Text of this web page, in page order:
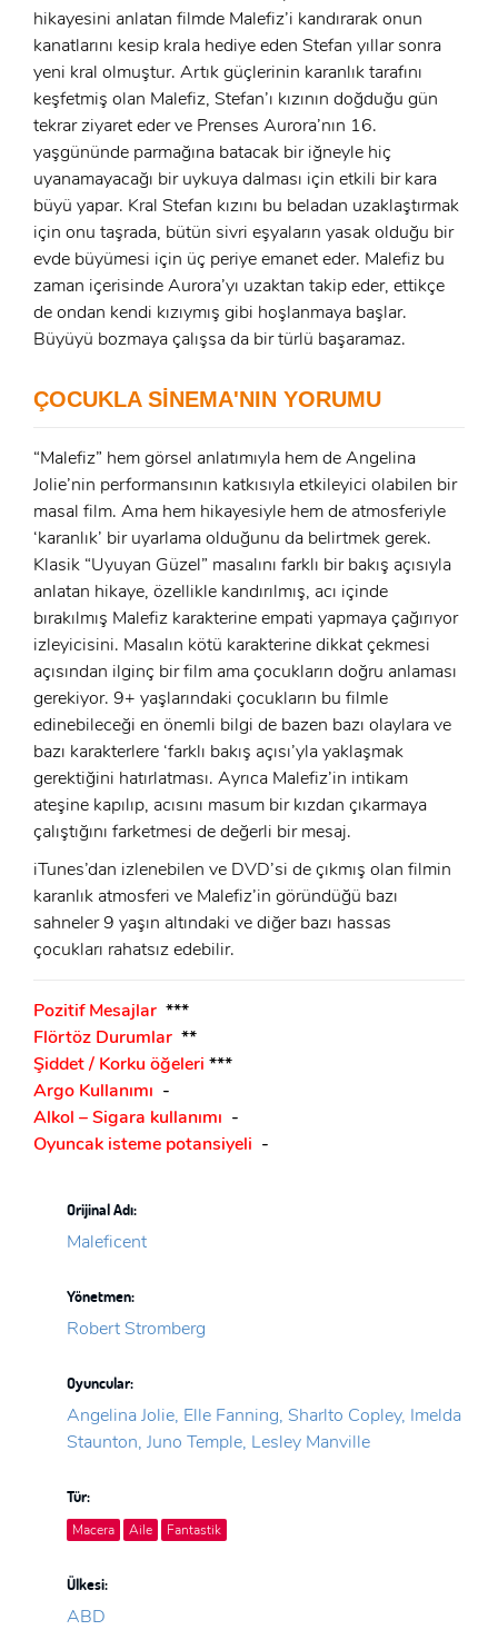
x
GIRIŞ YAP
E-Posta:
Şifre:
Beni Hatırla Şifremi Unuttum ?
GIRIŞ
x
ÜYE OL
Ad Soyad:
Şifre:
ÜYE OL
GIRIŞ
hikayesini anlatan filmde Malefiz’i kandırarak onun
kanatlarını kesip krala hediye eden Stefan yıllar sonra
yeni kral olmuştur. Artık güçlerinin karanlık tarafını
keşfetmiş olan Malefiz, Stefan’ı kızının doğduğu gün
tekrar ziyaret eder ve Prenses Aurora’nın 16.
yaşgününde parmağına batacak bir iğneyle hiç
uyanamayacağı bir uykuya dalması için etkili bir kara
büyü yapar. Kral Stefan kızını bu beladan uzaklaştırmak
için onu taşrada, bütün sivri eşyaların yasak olduğu bir
evde büyümesi için üç periye emanet eder. Malefiz bu
zaman içerisinde Aurora’yı uzaktan takip eder, ettikçe
de ondan kendi kızıymış gibi hoşlanmaya başlar.
Büyüyü bozmaya çalışsa da bir türlü başaramaz.
ÇOCUKLA SİNEMA'NIN YORUMU
“Malefiz” hem görsel anlatımıyla hem de Angelina
Jolie’nin performansının katkısıyla etkileyici olabilen bir
masal film. Ama hem hikayesiyle hem de atmosferiyle
‘karanlık’ bir uyarlama olduğunu da belirtmek gerek.
Klasik “Uyuyan Güzel” masalını farklı bir bakış açısıyla
anlatan hikaye, özellikle kandırılmış, acı içinde
bırakılmış Malefiz karakterine empati yapmaya çağırıyor
izleyicisini. Masalın kötü karakterine dikkat çekmesi
açısından ilginç bir film ama çocukların doğru anlaması
gerekiyor. 9+ yaşlarındaki çocukların bu filmle
edinebileceği en önemli bilgi de bazen bazı olaylara ve
bazı karakterlere ‘farklı bakış açısı’yla yaklaşmak
gerektiğini hatırlatması. Ayrıca Malefiz’in intikam
ateşine kapılıp, acısını masum bir kızdan çıkarmaya
çalıştığını farketmesi de değerli bir mesaj.
iTunes’dan izlenebilen ve DVD’si de çıkmış olan filmin
karanlık atmosferi ve Malefiz’in göründüğü bazı
sahneler 9 yaşın altındaki ve diğer bazı hassas
çocukları rahatsız edebilir.
Pozitif Mesajlar ***
Flörtöz Durumlar **
Şiddet / Korku öğeleri ***
Argo Kullanımı -
Alkol – Sigara kullanımı -
Oyuncak isteme potansiyeli -
Orijinal Adı:
Maleficent
Yönetmen:
Robert Stromberg
Oyuncular:
Angelina Jolie, Elle Fanning, Sharlto Copley, Imelda
Staunton, Juno Temple, Lesley Manville
Tür:
Macera Aile Fantastik
Ülkesi:
ABD